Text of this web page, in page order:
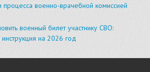
процесса военно-врачебной комиссией
военный билет участнику СВО:
на 2026 год